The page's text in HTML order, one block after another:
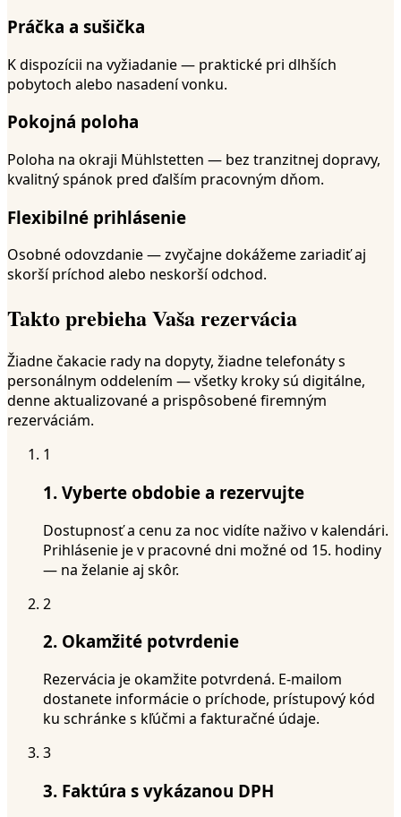
Práčka a sušička
K dispozícii na vyžiadanie — praktické pri dlhších
pobytoch alebo nasadení vonku.
Pokojná poloha
Poloha na okraji Mühlstetten — bez tranzitnej dopravy,
kvalitný spánok pred ďalším pracovným dňom.
Flexibilné prihlásenie
Osobné odovzdanie — zvyčajne dokážeme zariadiť aj
skorší príchod alebo neskorší odchod.
Takto prebieha Vaša rezervácia
Žiadne čakacie rady na dopyty, žiadne telefonáty s
personálnym oddelením — všetky kroky sú digitálne,
denne aktualizované a prispôsobené firemným
rezerváciám.
1
1. Vyberte obdobie a rezervujte
Dostupnosť a cenu za noc vidíte naživo v kalendári.
Prihlásenie je v pracovné dni možné od 15. hodiny
— na želanie aj skôr.
2
2. Okamžité potvrdenie
Rezervácia je okamžite potvrdená. E-mailom
dostanete informácie o príchode, prístupový kód
ku schránke s kľúčmi a fakturačné údaje.
3
3. Faktúra s vykázanou DPH